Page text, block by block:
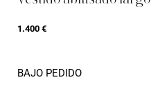
1.400 €
BAJO PEDIDO